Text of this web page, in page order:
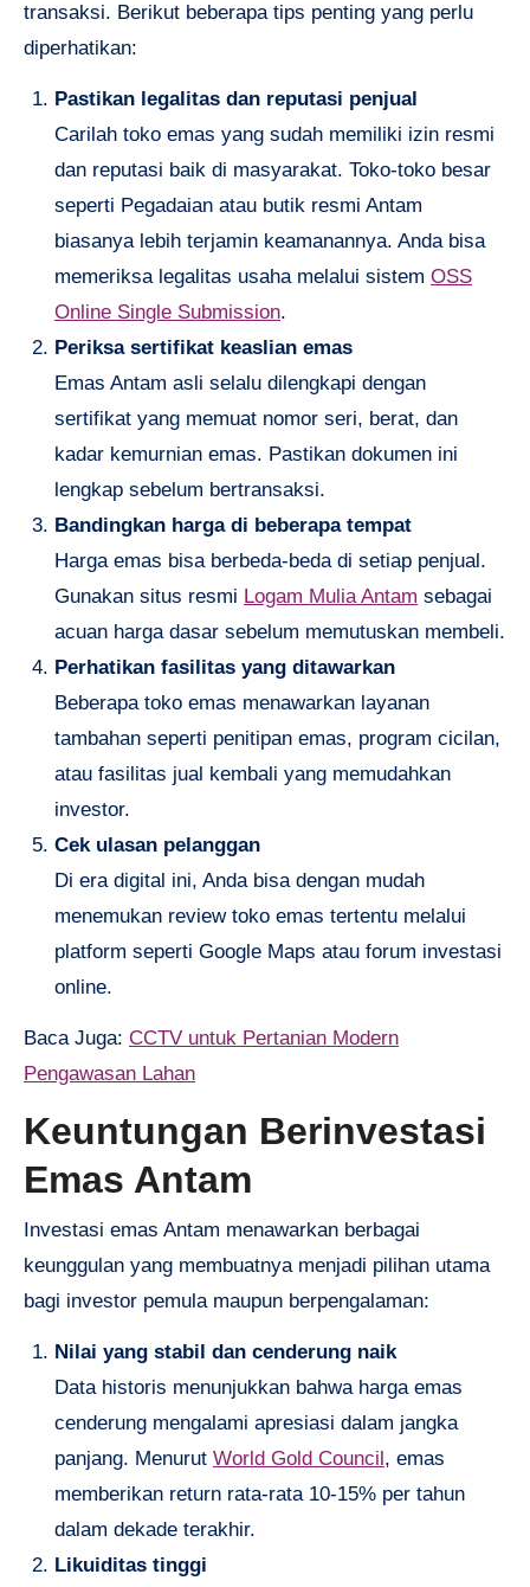
transaksi. Berikut beberapa tips penting yang perlu
diperhatikan:
Pastikan legalitas dan reputasi penjual
Carilah toko emas yang sudah memiliki izin resmi
dan reputasi baik di masyarakat. Toko-toko besar
seperti Pegadaian atau butik resmi Antam
biasanya lebih terjamin keamanannya. Anda bisa
memeriksa legalitas usaha melalui sistem OSS
Online Single Submission.
Periksa sertifikat keaslian emas
Emas Antam asli selalu dilengkapi dengan
sertifikat yang memuat nomor seri, berat, dan
kadar kemurnian emas. Pastikan dokumen ini
lengkap sebelum bertransaksi.
Bandingkan harga di beberapa tempat
Harga emas bisa berbeda-beda di setiap penjual.
Gunakan situs resmi Logam Mulia Antam sebagai
acuan harga dasar sebelum memutuskan membeli.
Perhatikan fasilitas yang ditawarkan
Beberapa toko emas menawarkan layanan
tambahan seperti penitipan emas, program cicilan,
atau fasilitas jual kembali yang memudahkan
investor.
Cek ulasan pelanggan
Di era digital ini, Anda bisa dengan mudah
menemukan review toko emas tertentu melalui
platform seperti Google Maps atau forum investasi
online.
Baca Juga: CCTV untuk Pertanian Modern
Pengawasan Lahan
Keuntungan Berinvestasi
Emas Antam
Investasi emas Antam menawarkan berbagai
keunggulan yang membuatnya menjadi pilihan utama
bagi investor pemula maupun berpengalaman:
Nilai yang stabil dan cenderung naik
Data historis menunjukkan bahwa harga emas
cenderung mengalami apresiasi dalam jangka
panjang. Menurut World Gold Council, emas
memberikan return rata-rata 10-15% per tahun
dalam dekade terakhir.
Likuiditas tinggi